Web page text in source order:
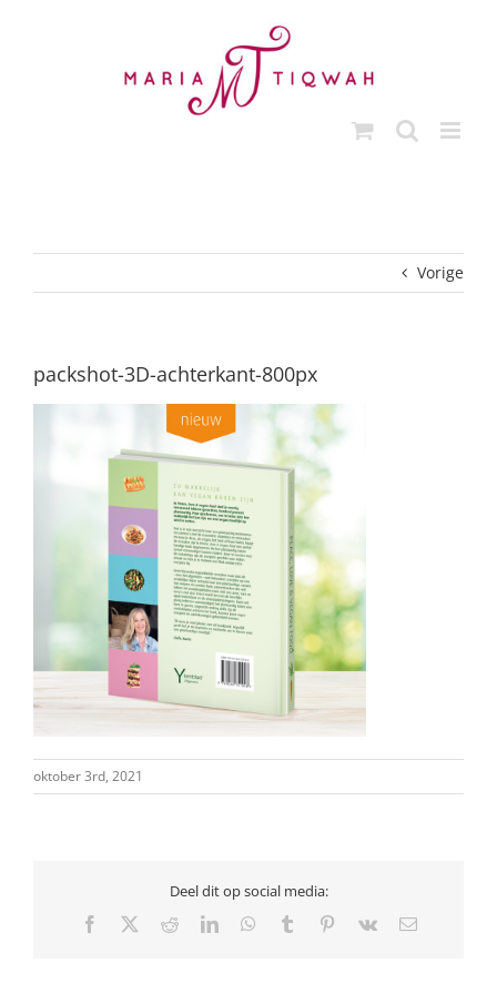
Vorige
packshot-3D-achterkant-800px
oktober 3rd, 2021
Deel dit op social media:
Facebook RedditLinkedInWhatsApp
Tumblr Pinterest
Vk
E-